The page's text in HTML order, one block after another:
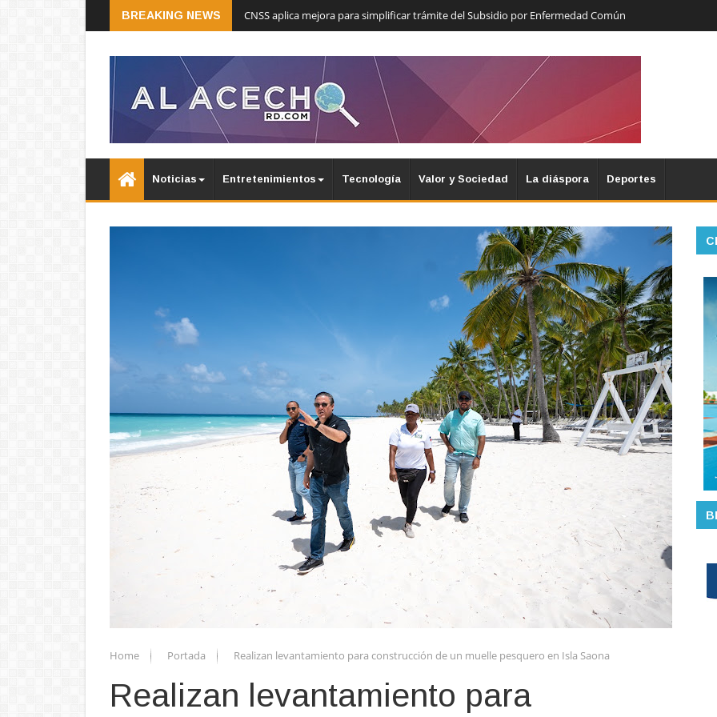
BREAKING NEWS CNSS aplica mejora para simplificar trámite del Subsidio por Enfermedad Común
Noticias Entretenimientos Tecnología Valor y Sociedad La diáspora Deportes
Home Portada Realizan levantamiento para construcción de un muelle pesquero en Isla Saona
Realizan levantamiento para